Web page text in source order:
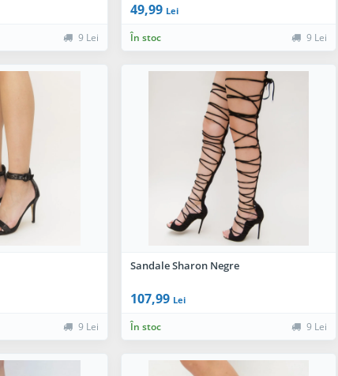
9 Lei
49,99 Lei
În stoc 9 Lei
9 Lei
Sandale Sharon Negre
107,99 Lei
În stoc 9 Lei